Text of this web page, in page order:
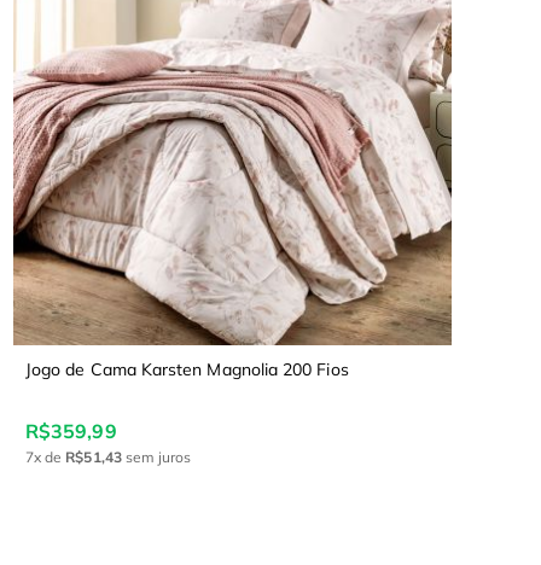
Jogo de Cama Karsten Magnolia 200 Fios
R$359,99
7x de R$51,43sem juros